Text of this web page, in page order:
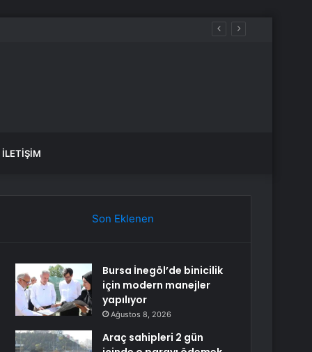
İLETIŞIM
Son Eklenen
Bursa İnegöl’de binicilik
için modern manejler
yapılıyor
Ağustos 8, 2026
Araç sahipleri 2 gün